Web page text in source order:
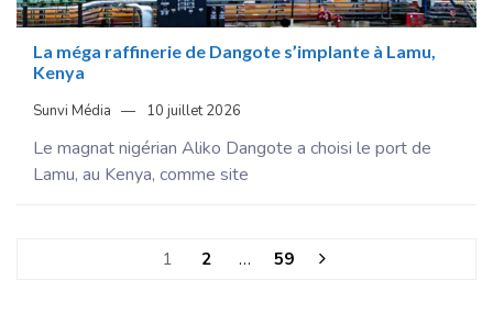
La méga raffinerie de Dangote s’implante à Lamu,
Kenya
Sunvi Média 10 juillet 2026
Le magnat nigérian Aliko Dangote a choisi le port de
Lamu, au Kenya, comme site
1 2 … 59